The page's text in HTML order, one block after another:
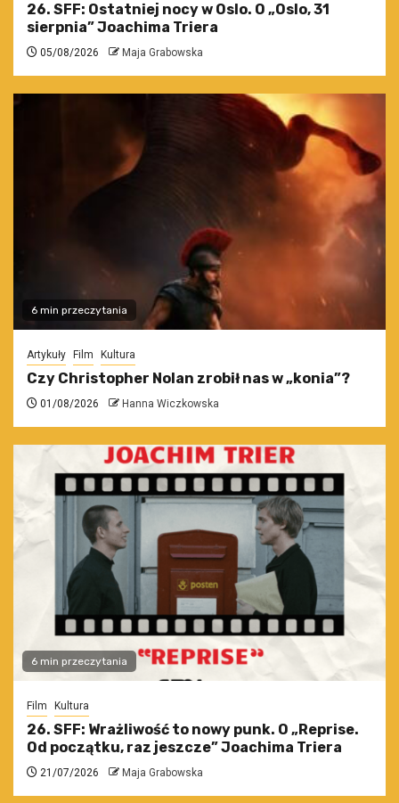
26. SFF: Ostatniej nocy w Oslo. O „Oslo, 31
sierpnia” Joachima Triera
05/08/2026 Maja Grabowska
6 min przeczytania
Artykuły Film Kultura
Czy Christopher Nolan zrobił nas w „konia”?
01/08/2026 Hanna Wiczkowska
6 min przeczytania
Film Kultura
26. SFF: Wrażliwość to nowy punk. O „Reprise.
Od początku, raz jeszcze” Joachima Triera
21/07/2026 Maja Grabowska